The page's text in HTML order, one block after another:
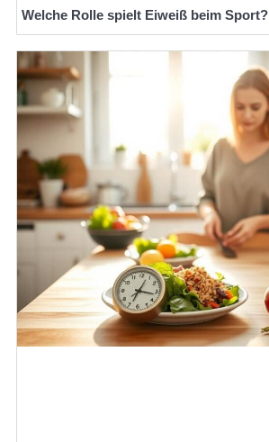
Welche Rolle spielt Eiweiß beim Sport?